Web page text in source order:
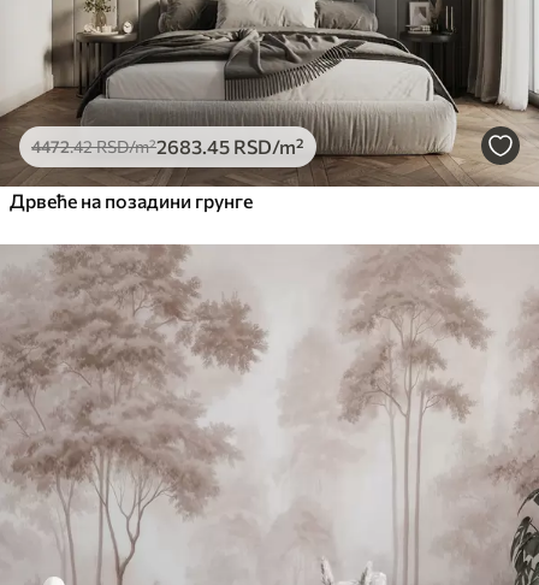
4472.42RSD/m²2683.45 RSD/m²
Дрвеће на позадини грунге